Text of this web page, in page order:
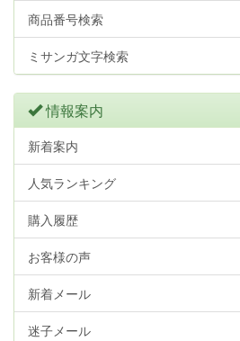
商品番号検索
ミサンガ文字検索
情報案内
新着案内
人気ランキング
購入履歴
お客様の声
新着メール
迷子メール